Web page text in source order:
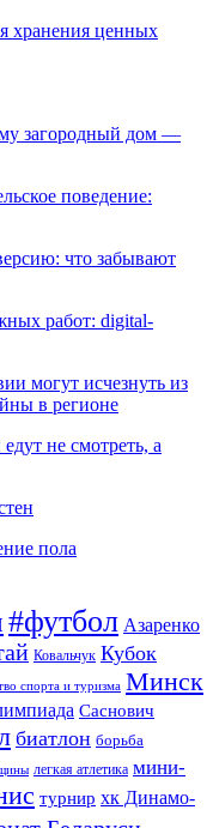
хранения ценных
загородный дом —
поведение:
что забывают
работ: digital-
могут исчезнуть из
в регионе
не смотреть, а
пола
#футбол Азаренко
Ковальчук Кубок
спорта и туризма Минск
Саснович
биатлон борьба
легкая атлетика мини-
турнир хк Динамо-